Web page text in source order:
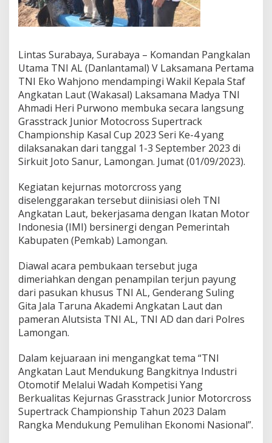
n
o
M
o
t
o
r
c
o
s
s
S
e
r
t
r
a
c
C
h
a
m
p
i
s
h
i
p
P
i
a
l
Lintas Surabaya, Surabaya – Komandan Pangkalan
Utama TNI AL (Danlantamal) V Laksamana Pertama
TNI Eko Wahjono mendampingi Wakil Kepala Staf
Angkatan Laut (Wakasal) Laksamana Madya TNI
Ahmadi Heri Purwono membuka secara langsung
Grasstrack Junior Motocross Supertrack
Championship Kasal Cup 2023 Seri Ke-4 yang
dilaksanakan dari tanggal 1-3 September 2023 di
Sirkuit Joto Sanur, Lamongan. Jumat (01/09/2023).
Kegiatan kejurnas motorcross yang
diselenggarakan tersebut diinisiasi oleh TNI
Angkatan Laut, bekerjasama dengan Ikatan Motor
Indonesia (IMI) bersinergi dengan Pemerintah
Kabupaten (Pemkab) Lamongan.
Diawal acara pembukaan tersebut juga
dimeriahkan dengan penampilan terjun payung
dari pasukan khusus TNI AL, Genderang Suling
Gita Jala Taruna Akademi Angkatan Laut dan
pameran Alutsista TNI AL, TNI AD dan dari Polres
Lamongan.
Dalam kejuaraan ini mengangkat tema “TNI
Angkatan Laut Mendukung Bangkitnya Industri
Otomotif Melalui Wadah Kompetisi Yang
Berkualitas Kejurnas Grasstrack Junior Motorcross
Supertrack Championship Tahun 2023 Dalam
Rangka Mendukung Pemulihan Ekonomi Nasional”.